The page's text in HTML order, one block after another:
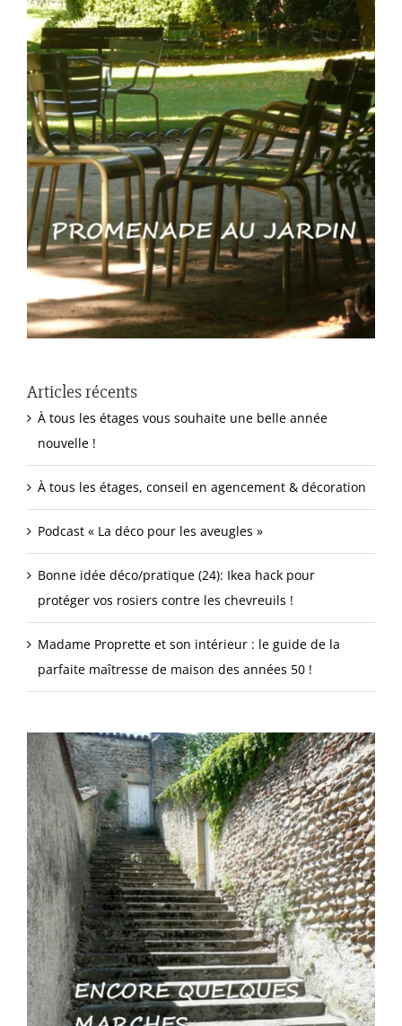
Articles récents
À tous les étages vous souhaite une belle année
nouvelle !
À tous les étages, conseil en agencement & décoration
Podcast « La déco pour les aveugles »
Bonne idée déco/pratique (24): Ikea hack pour
protéger vos rosiers contre les chevreuils !
Madame Proprette et son intérieur : le guide de la
parfaite maîtresse de maison des années 50 !